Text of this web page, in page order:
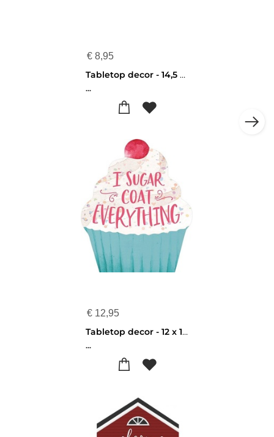
€ 8,95
Tabletop decor - 14,5 x 10,5 cm - Hello - 656200968567
...
€ 12,95
Tabletop decor - 12 x 15 cm - I sugar coat everything - 656200983218
...